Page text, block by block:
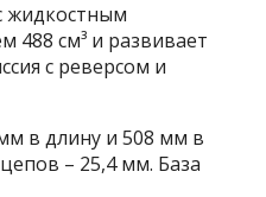
жидкостным
488 см³ и развивает
с реверсом и
в длину и 508 мм в
– 25,4 мм. База